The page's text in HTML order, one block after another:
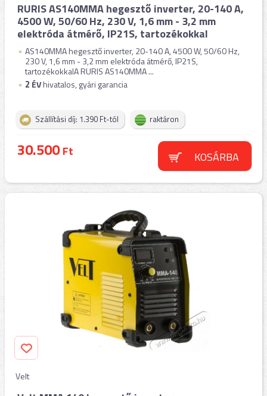
RURIS AS140MMA hegesztő inverter, 20-140 A,
4500 W, 50/60 Hz, 230 V, 1,6 mm - 3,2 mm
elektróda átmérő, IP21S, tartozékokkal
AS140MMA hegesztő inverter, 20-140 A, 4500 W, 50/60 Hz,
230 V, 1,6 mm - 3,2 mm elektróda átmérő, IP21S,
tartozékokkalA RURIS AS140MMA ...
2 ÉVhivatalos, gyári garancia
Szállítási díj: 1.390 Ft-tól raktáron
30.500Ft KOSÁRBA
Velt